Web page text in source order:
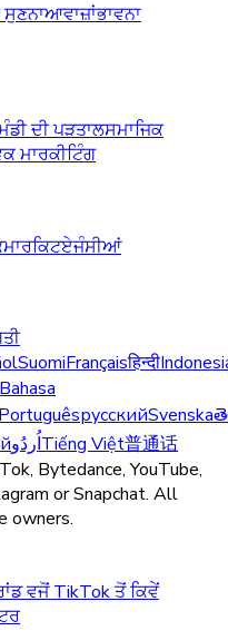
ਸੁਣਨਾਆਵਾਜ਼ਾਂਭਾਵਨਾ
ਦੀ ਪੜਤਾਲਸਮਾਜਿਕ
ਮਾਰਕੀਟਿੰਗ
ਮਾਰਕਿਟਏਜੰਸੀਆਂ
SuomiFrançaisहिन्दी
Bahasa
PortuguêsрусскийSvenska
اُردُوTiếng Việt普通话
Bytedance, YouTube,
or Snapchat. All
owners.
ਵਜੋਂ TikTok ਤੋਂ ਕਿਵੇਂ